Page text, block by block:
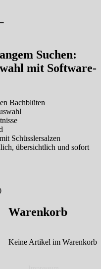
Suchen:
mit Software-
Bachblüten
Schüsslersalzen
übersichtlich und sofort
Warenkorb
Keine Artikel im Warenkorb